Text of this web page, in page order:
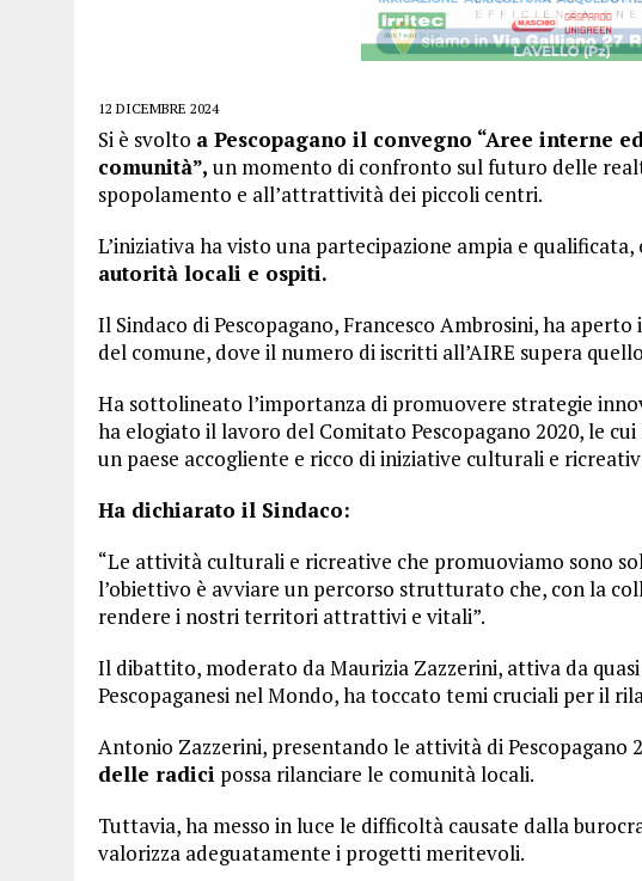
12 DICEMBRE 2024
Si è svolto a Pescopagano il convegno “Aree interne
comunità”, un momento di confronto sul futuro delle
spopolamento e all’attrattività dei piccoli centri.
L’iniziativa ha visto una partecipazione ampia e qualificata,
autorità locali e ospiti.
Il Sindaco di Pescopagano, Francesco Ambrosini, ha
del comune, dove il numero di iscritti all’AIRE supera
Ha sottolineato l’importanza di promuovere strategie
ha elogiato il lavoro del Comitato Pescopagano 2020, le
un paese accogliente e ricco di iniziative culturali e
Ha dichiarato il Sindaco:
“Le attività culturali e ricreative che promuoviamo sono
l’obiettivo è avviare un percorso strutturato che, con la
rendere i nostri territori attrattivi e vitali”.
Il dibattito, moderato da Maurizia Zazzerini, attiva da quasi
Pescopaganesi nel Mondo, ha toccato temi cruciali per il
Antonio Zazzerini, presentando le attività di Pescopagano
delle radici possa rilanciare le comunità locali.
Tuttavia, ha messo in luce le difficoltà causate dalla
valorizza adeguatamente i progetti meritevoli.